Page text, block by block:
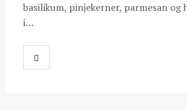
basilikum, pinjekerner, parmesan og
i…